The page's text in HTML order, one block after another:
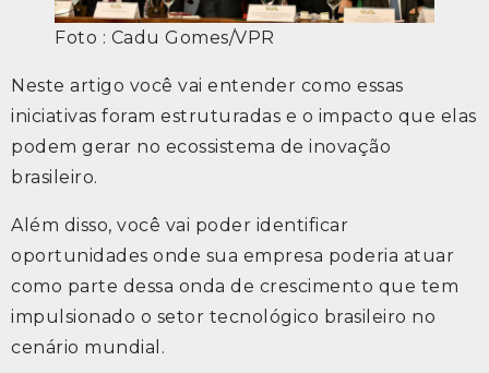
Foto : Cadu Gomes/VPR
Neste artigo você vai entender como essas
iniciativas foram estruturadas e o impacto que elas
podem gerar no ecossistema de inovação
brasileiro.
Além disso, você vai poder identificar
oportunidades onde sua empresa poderia atuar
como parte dessa onda de crescimento que tem
impulsionado o setor tecnológico brasileiro no
cenário mundial.